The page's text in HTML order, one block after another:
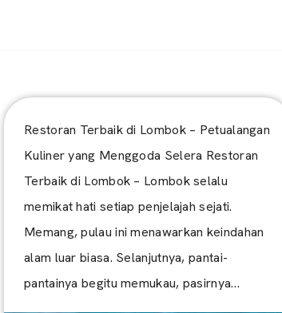
Restoran Terbaik di Lombok – Petualangan
Kuliner yang Menggoda Selera Restoran
Terbaik di Lombok – Lombok selalu
memikat hati setiap penjelajah sejati.
Memang, pulau ini menawarkan keindahan
alam luar biasa. Selanjutnya, pantai-
pantainya begitu memukau, pasirnya…